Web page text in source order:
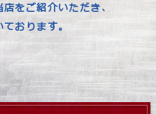
をご紹介いただき、
おります。